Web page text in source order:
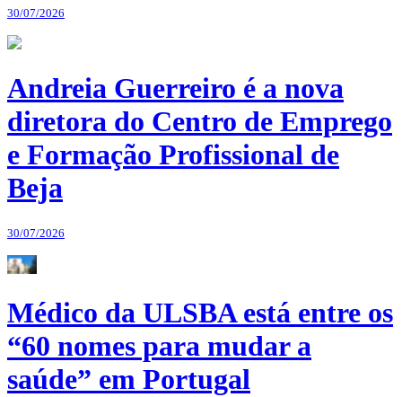
30/07/2026
Andreia Guerreiro é a nova
diretora do Centro de Emprego
e Formação Profissional de
Beja
30/07/2026
Médico da ULSBA está entre os
“60 nomes para mudar a
saúde” em Portugal